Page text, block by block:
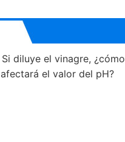
Si diluye el vinagre, ¿cómo
afectará el valor del pH?